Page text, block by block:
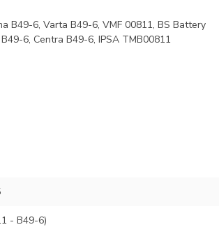
B49-6, Varta B49-6, VMF 00811, BS Battery
6, Centra B49-6, IPSA TMB00811
- B49-6)